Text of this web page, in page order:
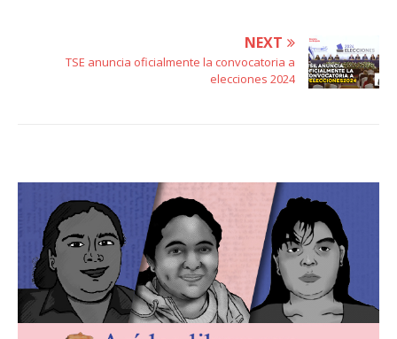
NEXT
TSE anuncia oficialmente la convocatoria a
elecciones 2024